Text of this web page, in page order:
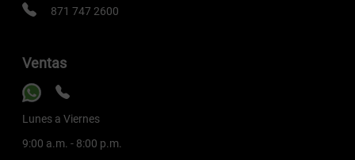
871 747 2600
Ventas
Lunes a Viernes
9:00 a.m. - 8:00 p.m.